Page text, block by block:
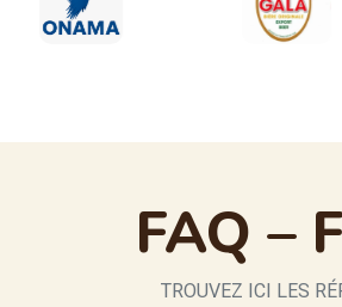
FAQ –
TROUVEZ ICI LES